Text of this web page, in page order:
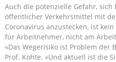
Auch die potenzielle Gefahr,
öffentlicher Verkehrsmittel mit
Coronavirus anzustecken, ist
für Arbeitnehmer, nicht am
«Das Wegerisiko ist Problem der
Prof. Kohte. «Und aktuell ist die